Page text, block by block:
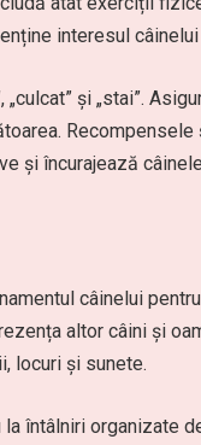
interesul
și „stai”.
și încurajează
câinelui
altor câini și
locuri și sunete.
întâlniri organizate